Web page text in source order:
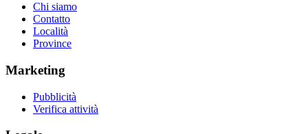
Chi siamo
Contatto
Località
Province
Marketing
Pubblicità
Verifica attività